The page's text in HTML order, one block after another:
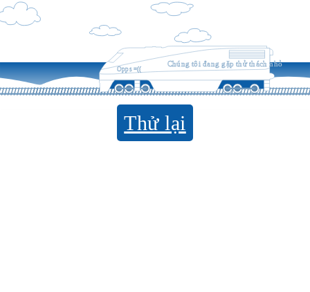
Opps =((
Chúng tôi đang gặp thử thách nhỏ
Thử lại